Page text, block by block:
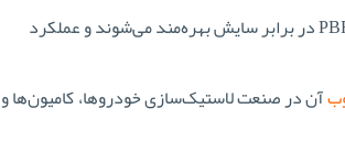
و زیره‌های کفش‌های ورزشی از مقاومت PBR در برابر سایش بهره‌مند می‌شوند و عملکرد
آن در صنعت لاستیک‌سازی خودروها، کامیون‌ها و